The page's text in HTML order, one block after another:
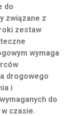
do
związane z
zestaw
wymaga
drogowego
i
do
czasie.